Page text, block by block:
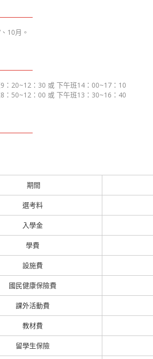
10月。
：20~12：30 或 下午班14：00~17：10
：50~12：00 或 下午班13：30~16：40
期間
選考料
入學金
學費
設施費
國民健康保險費
課外活動費
教材費
留學生保險